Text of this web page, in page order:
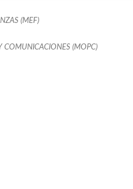
(MEF)
COMUNICACIONES (MOPC)